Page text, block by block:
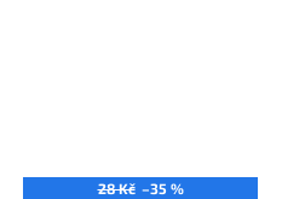
28 Kč –35 %